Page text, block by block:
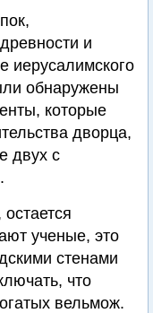
и
иерусалимского
обнаружены
которые
дворца,
двух с
ученые, это
стенами
что
вельмож.